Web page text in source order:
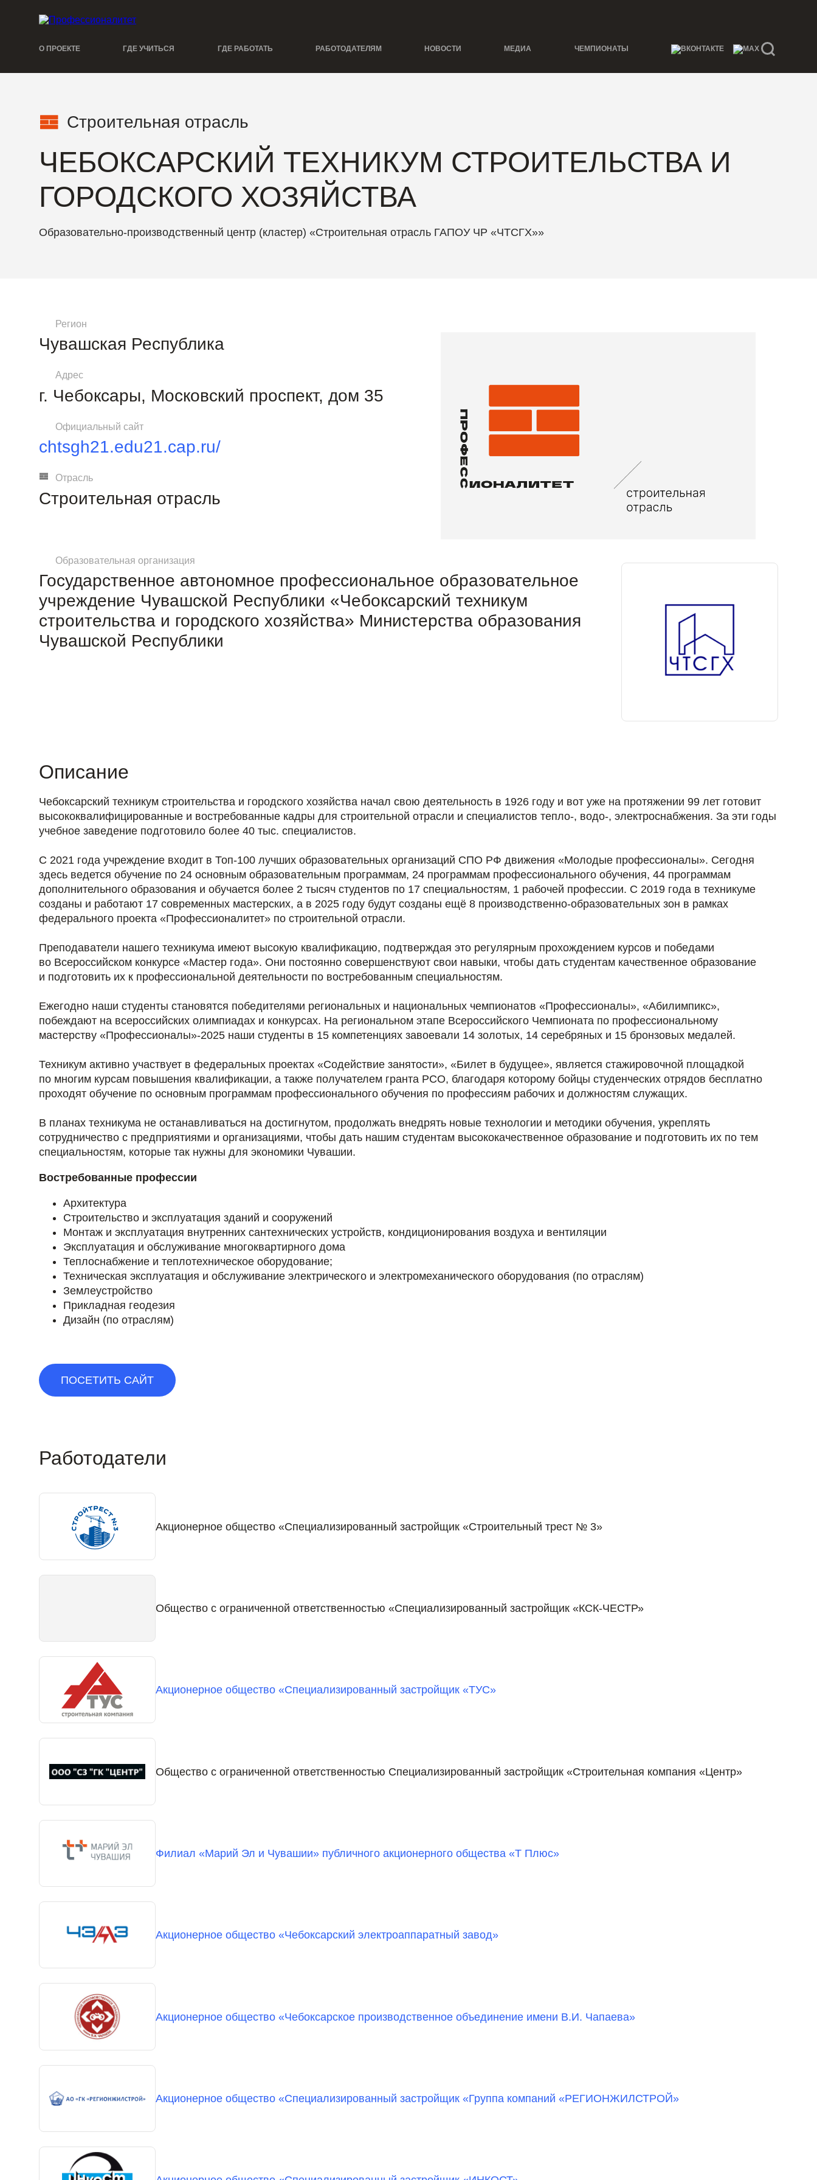
О ПРОЕКТЕ ГДЕ УЧИТЬСЯ ГДЕ РАБОТАТЬ РАБОТОДАТЕЛЯМ НОВОСТИ МЕДИА ЧЕМПИОНАТЫ
Строительная отрасль
ЧЕБОКСАРСКИЙ ТЕХНИКУМ СТРОИТЕЛЬСТВА И
ГОРОДСКОГО ХОЗЯЙСТВА
Образовательно-производственный центр (кластер) «Строительная отрасль ГАПОУ ЧР «ЧТСГХ»»
Регион
Чувашская Республика
Адрес
г. Чебоксары, Московский проспект, дом 35
Официальный сайт
chtsgh21.edu21.cap.ru/
Отрасль
Строительная отрасль
Образовательная организация
Государственное автономное профессиональное образовательное
учреждение Чувашской Республики «Чебоксарский техникум
строительства и городского хозяйства» Министерства образования
Чувашской Республики
Описание
Чебоксарский техникум строительства и городского хозяйства начал свою деятельность в 1926 году и вот уже на протяжении 99 лет готовит
высококвалифицированные и востребованные кадры для строительной отрасли и специалистов тепло-, водо-, электроснабжения. За эти годы
учебное заведение подготовило более 40 тыс. специалистов.
С 2021 года учреждение входит в Топ-100 лучших образовательных организаций СПО РФ движения «Молодые профессионалы». Сегодня
здесь ведется обучение по 24 основным образовательным программам, 24 программам профессионального обучения, 44 программам
дополнительного образования и обучается более 2 тысяч студентов по 17 специальностям, 1 рабочей профессии. С 2019 года в техникуме
созданы и работают 17 современных мастерских, а в 2025 году будут созданы ещё 8 производственно-образовательных зон в рамках
федерального проекта «Профессионалитет» по строительной отрасли.
Преподаватели нашего техникума имеют высокую квалификацию, подтверждая это регулярным прохождением курсов и победами
во Всероссийском конкурсе «Мастер года». Они постоянно совершенствуют свои навыки, чтобы дать студентам качественное образование
и подготовить их к профессиональной деятельности по востребованным специальностям.
Ежегодно наши студенты становятся победителями региональных и национальных чемпионатов «Профессионалы», «Абилимпикс»,
побеждают на всероссийских олимпиадах и конкурсах. На региональном этапе Всероссийского Чемпионата по профессиональному
мастерству «Профессионалы»-2025 наши студенты в 15 компетенциях завоевали 14 золотых, 14 серебряных и 15 бронзовых медалей.
Техникум активно участвует в федеральных проектах «Содействие занятости», «Билет в будущее», является стажировочной площадкой
по многим курсам повышения квалификации, а также получателем гранта РСО, благодаря которому бойцы студенческих отрядов бесплатно
проходят обучение по основным программам профессионального обучения по профессиям рабочих и должностям служащих.
В планах техникума не останавливаться на достигнутом, продолжать внедрять новые технологии и методики обучения, укреплять
сотрудничество с предприятиями и организациями, чтобы дать нашим студентам высококачественное образование и подготовить их по тем
специальностям, которые так нужны для экономики Чувашии.
Востребованные профессии
Архитектура
Строительство и эксплуатация зданий и сооружений
Монтаж и эксплуатация внутренних сантехнических устройств, кондиционирования воздуха и вентиляции
Эксплуатация и обслуживание многоквартирного дома
Теплоснабжение и теплотехническое оборудование;
Техническая эксплуатация и обслуживание электрического и электромеханического оборудования (по отраслям)
Землеустройство
Прикладная геодезия
Дизайн (по отраслям)
ПОСЕТИТЬ САЙТ
Работодатели
Акционерное общество «Специализированный застройщик «Строительный трест № 3»
Общество с ограниченной ответственностью «Специализированный застройщик «КСК-ЧЕСТР»
Акционерное общество «Специализированный застройщик «ТУС»
Общество с ограниченной ответственностью Специализированный застройщик «Строительная компания «Центр»
Филиал «Марий Эл и Чувашии» публичного акционерного общества «Т Плюс»
Акционерное общество «Чебоксарский электроаппаратный завод»
Акционерное общество «Чебоксарское производственное объединение имени В.И. Чапаева»
Акционерное общество «Специализированный застройщик «Группа компаний «РЕГИОНЖИЛСТРОЙ»